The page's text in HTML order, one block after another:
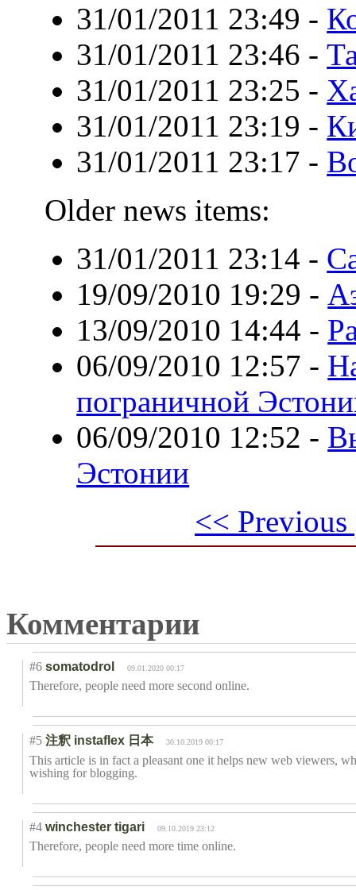
31/01/2011 23:49 -
31/01/2011 23:46 -
31/01/2011 23:25 -
31/01/2011 23:19 -
31/01/2011 23:17 -
Older news items:
31/01/2011 23:14 -
19/09/2010 19:29 -
13/09/2010 14:44 -
06/09/2010 12:57 -
пограничной
06/09/2010 12:52 -
Эстонии
<< Previous
Комментарии
#6 somatodrol 09.01.2020 00:17
Therefore, people need more second online.
#5 注釈 instaflex 日本 30.10.2019 00:17
This article is in fact a pleasant one it helps new web viewers,
wishing for blogging.
#4 winchester tigari 09.10.2019 23:12
Therefore, people need more time online.